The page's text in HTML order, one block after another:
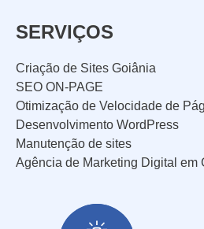
SERVIÇOS
Criação de Sites Goiânia
SEO ON-PAGE
Otimização de Velocidade de
Desenvolvimento WordPress
Manutenção de sites
Agência de Marketing Digital em